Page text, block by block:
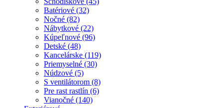
Batériové (32)
Nočné (82)
Nábytkové (22)
Kúpeľnové (96)
Detské (48)
Kancelárske (119)
Priemyselné (30)
Núdzové (5)
S ventilátorom (8)
Pre rast rastlín (6)
Vianočné (140)